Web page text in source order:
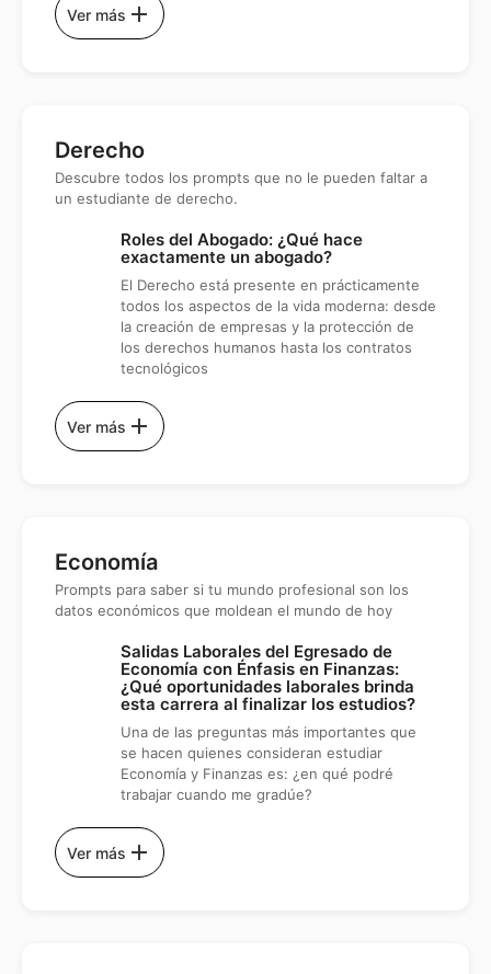
Ver más add
Derecho
Descubre todos los prompts que no le pueden faltar a
un estudiante de derecho.
Roles del Abogado: ¿Qué hace
exactamente un abogado?
El Derecho está presente en prácticamente
todos los aspectos de la vida moderna: desde
la creación de empresas y la protección de
los derechos humanos hasta los contratos
tecnológicos
Ver más add
Economía
Prompts para saber si tu mundo profesional son los
datos económicos que moldean el mundo de hoy
Salidas Laborales del Egresado de
Economía con Énfasis en Finanzas:
¿Qué oportunidades laborales brinda
esta carrera al finalizar los estudios?
Una de las preguntas más importantes que
se hacen quienes consideran estudiar
Economía y Finanzas es: ¿en qué podré
trabajar cuando me gradúe?
Ver más add